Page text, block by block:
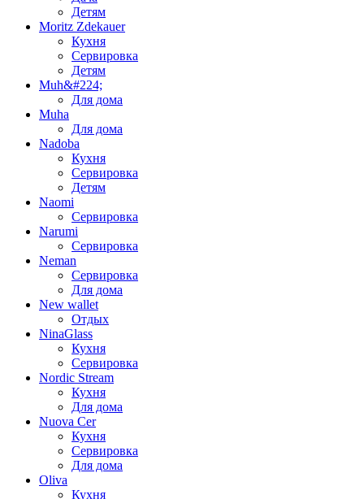
Детям
Moritz Zdekauer
Кухня
Сервировка
Детям
Muh&#224;
Для дома
Muha
Для дома
Nadoba
Кухня
Сервировка
Детям
Naomi
Сервировка
Narumi
Сервировка
Neman
Сервировка
Для дома
New wallet
Отдых
NinaGlass
Кухня
Сервировка
Nordic Stream
Кухня
Для дома
Nuova Cer
Кухня
Сервировка
Для дома
Oliva
Кухня